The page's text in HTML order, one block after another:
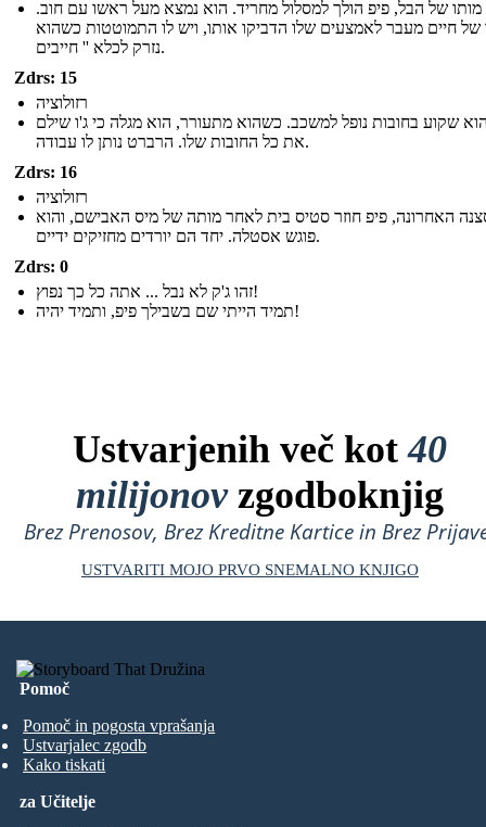
של הבל, פיפ הולך למסלול מחריד. הוא נמצא מעל ראשו עם חוב.
של חיים מעבר לאמצעים שלו הדביקו אותו, ויש לו התמוטטות כשהוא
נזרק לכלא '' חייבים.
Zdrs: 15
רזולוציה
שקוע בחובות נופל למשכב. כשהוא מתעורר, הוא מגלה כי ג'ו שילם
את כל החובות שלו. הרברט נותן לו עבודה.
Zdrs: 16
רזולוציה
האחרונה, פיפ חוזר סטיס בית לאחר מותה של מיס האבישם, והוא
פוגש אסטלה. יחד הם יורדים מחזיקים ידיים.
Zdrs: 0
זהו ג'ק לא נבל ... אתה כל כך נפוץ!
תמיד הייתי שם בשבילך פיפ, ותמיד יהיה!
Ustvarjenih več kot40
milijonovzgodboknjig
Brez Prenosov, Brez Kreditne Kartice in Brez
USTVARITI MOJO PRVO SNEMALNO KNJIGO
Pomoč
Pomoč in pogosta vprašanja
Ustvarjalec zgodb
Kako tiskati
za Učitelje